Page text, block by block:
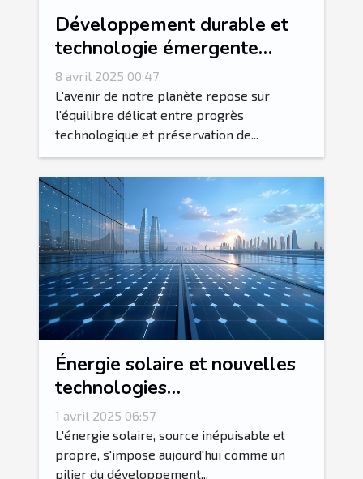
Développement durable et
technologie émergente
solutions high-tech pour un
avenir vert
8 avril 2025 00:47
L'avenir de notre planète repose sur
l'équilibre délicat entre progrès
technologique et préservation de...
Énergie solaire et nouvelles
technologies
photovoltaïques Progrès
récents et perspectives
d'avenir
1 avril 2025 06:57
L'énergie solaire, source inépuisable et
propre, s'impose aujourd'hui comme un
pilier du développement...